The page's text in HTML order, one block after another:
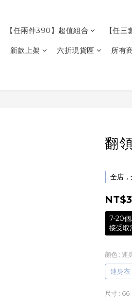
【任兩件390】超值組合 【任
新款上架 六折現貨區 所有
翻
全店
7-20個
接受取
顏色 : 連
連身衣
尺寸 : 66